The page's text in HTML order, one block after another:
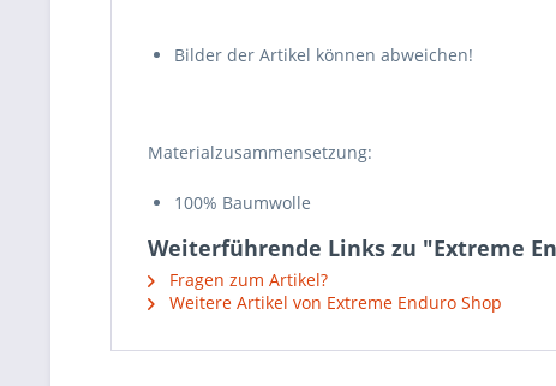
Bilder der Artikel können abweichen!
Materialzusammensetzung:
100% Baumwolle
Weiterführende Links zu "Extreme
Fragen zum Artikel?
Weitere Artikel von Extreme Enduro Shop